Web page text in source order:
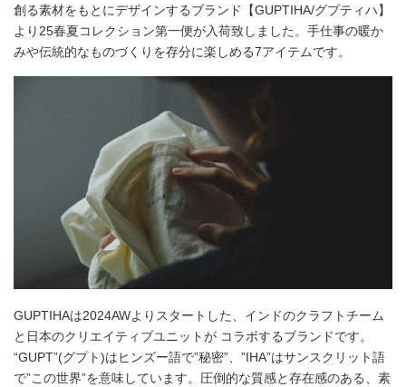
創る素材をもとにデザインするブランド【GUPTIHA/グプティハ】
より25春夏コレクション第一便が入荷致しました。手仕事の暖か
みや伝統的なものづくりを存分に楽しめる7アイテムです。
GUPTIHAは2024AWよりスタートした、インドのクラフトチーム
と日本のクリエイティブユニットが コラボするブランドです。
“GUPT”(グプト)はヒンズー語で”秘密”、”IHA”はサンスクリット語
で”この世界”を意味しています。圧倒的な質感と存在感のある、素